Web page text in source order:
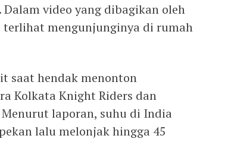
video yang dibagikan oleh
mengunjunginya di rumah
saat hendak menonton
Kolkata Knight Riders dan
laporan, suhu di India
lalu melonjak hingga 45